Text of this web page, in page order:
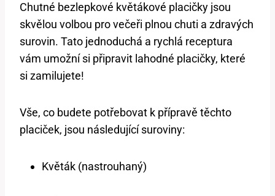
Chutné bezlepkové květákové placičky jsou
skvělou volbou pro večeři plnou chuti a zdravých
surovin. Tato jednoduchá a rychlá receptura
vám umožní si připravit lahodné placičky, které
si zamilujete!
Vše, co budete potřebovat k přípravě těchto
placiček, jsou následující suroviny:
Květák (nastrouhaný)